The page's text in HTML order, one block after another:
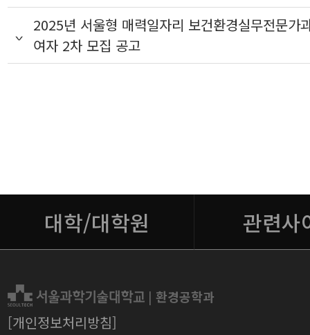
2025년 서울형 매력일자리 보건환경실무전문가
여자 2차 모집 공고
| 환경공학과
[개인정보처리방침]
대학/대학원 관련사